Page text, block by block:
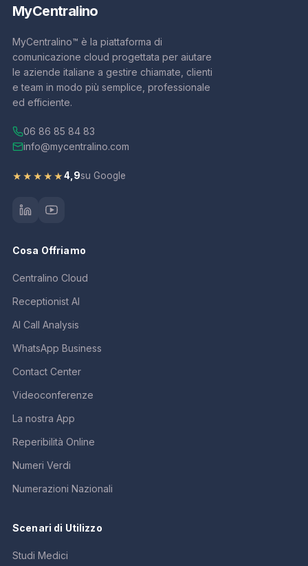
MyCentralino
MyCentralino™ è la piattaforma di
comunicazione cloud progettata per aiutare
le aziende italiane a gestire chiamate, clienti
e team in modo più semplice, professionale
ed efficiente.
06 86 85 84 83
info@mycentralino.com
★★★★★4,9su Google
Cosa Offriamo
Centralino Cloud
Receptionist AI
AI Call Analysis
WhatsApp Business
Contact Center
Videoconferenze
La nostra App
Reperibilità Online
Numeri Verdi
Numerazioni Nazionali
Scenari di Utilizzo
Studi Medici